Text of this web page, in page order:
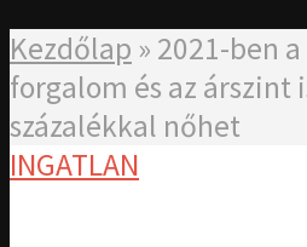
Kezdőlap » 2021-ben
forgalom és az árszint
százalékkal nőhet
INGATLAN